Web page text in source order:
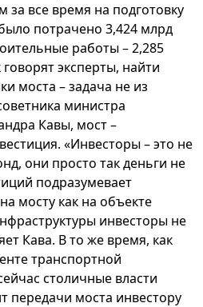
за все время на подготовку
потрачено 3,424 млрд
работы – 2,285
эксперты, найти
моста – задача не из
министра
Кавы, мост –
«Инвесторы – это не
они просто так деньги не
подразумевает
мосту как на объекте
инвесторы не
Кава. В то же время, как
транспортной
столичные власти
передачи моста инвестору